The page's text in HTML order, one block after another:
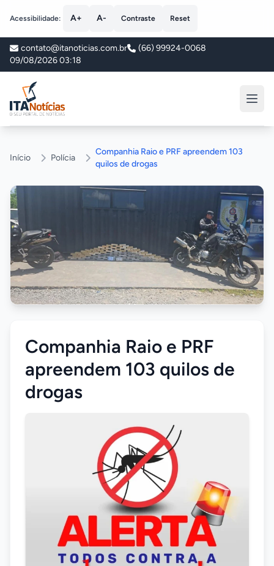
Acessibilidade: A+ A- Contraste Reset
contato@itanoticias.com.br
(66) 99924-0068
09/08/2026 03:18
ITA Notícias
Início Polícia
Companhia Raio e PRF apreendem 103
quilos de drogas
Companhia Raio e PRF
apreendem 103 quilos de
drogas